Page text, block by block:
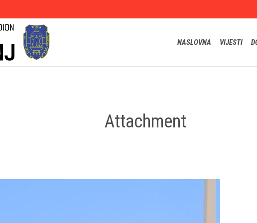
NASLOVNA VIJESTI
Attachment